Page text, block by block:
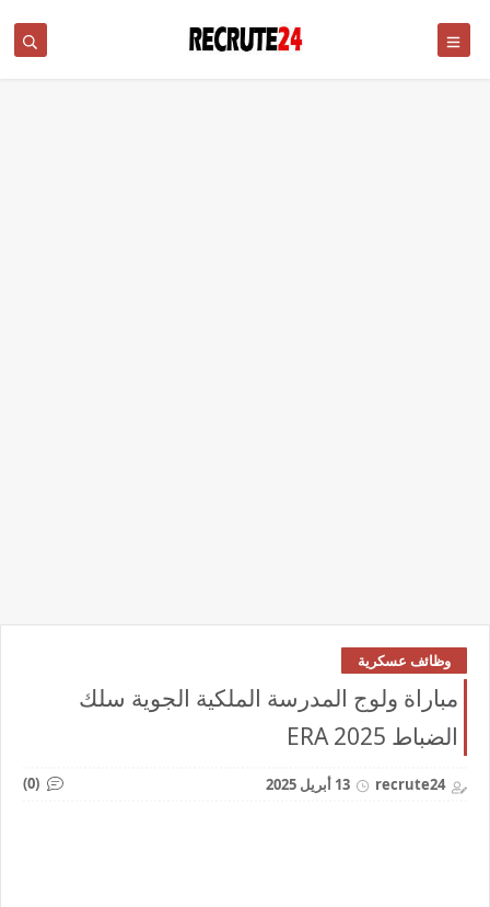
وظائف عسكرية
مباراة ولوج المدرسة الملكية الجوية سلك
الضباط 2025 ERA
recrute24 13 أبريل 2025 (0)